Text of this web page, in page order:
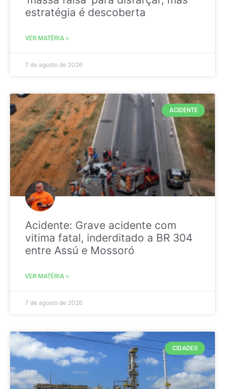
estratégia é descoberta
VER MATÉRIA »
7 de agosto de 2026
ACIDENTE
Acidente: Grave acidente com
vitima fatal, inderditado a BR 304
entre Assú e Mossoró
VER MATÉRIA »
7 de agosto de 2026
CIDADES